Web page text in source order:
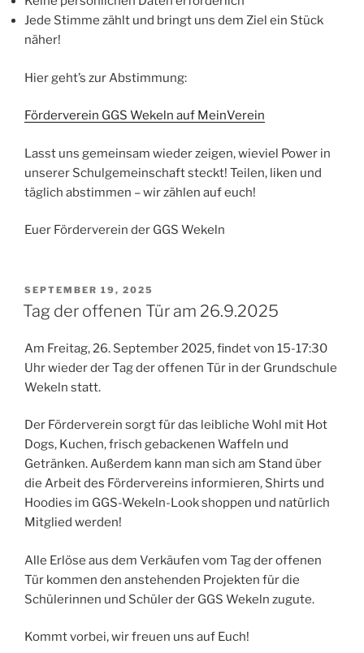
Jede Stimme zählt und bringt uns dem Ziel ein Stück
näher!
Hier geht’s zur Abstimmung:
Förderverein GGS Wekeln auf MeinVerein
Lasst uns gemeinsam wieder zeigen, wieviel Power in
unserer Schulgemeinschaft steckt! Teilen, liken und
täglich abstimmen – wir zählen auf euch!
Euer Förderverein der GGS Wekeln
VERÖFFENTLICHT
AM
SEPTEMBER 19, 2025
Tag der offenen Tür am 26.9.2025
Am Freitag, 26. September 2025, findet von 15-17:30
Uhr wieder der Tag der offenen Tür in der Grundschule
Wekeln statt.
Der Förderverein sorgt für das leibliche Wohl mit Hot
Dogs, Kuchen, frisch gebackenen Waffeln und
Getränken. Außerdem kann man sich am Stand über
die Arbeit des Fördervereins informieren, Shirts und
Hoodies im GGS-Wekeln-Look shoppen und natürlich
Mitglied werden!
Alle Erlöse aus dem Verkäufen vom Tag der offenen
Tür kommen den anstehenden Projekten für die
Schülerinnen und Schüler der GGS Wekeln zugute.
Kommt vorbei, wir freuen uns auf Euch!